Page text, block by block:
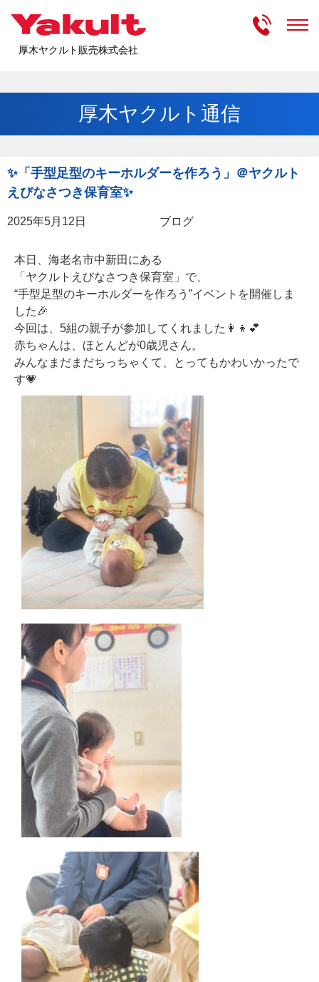
厚木ヤクルト販売株式会社
受付時
厚木ヤクルト通信
✨「手型足型のキーホルダーを作ろう」＠ヤクルト
えびなさつき保育室✨
2025年5月12日 ブログ
本日、海老名市中新田にある
「ヤクルトえびなさつき保育室」で、
“手型足型のキーホルダーを作ろう”イベントを開催しま
した🎉
今回は、 5組の親子が参加してくれました👩‍👦💕
赤ちゃんは、ほとんどが0歳児さん。
みんなまだまだちっちゃくて、とってもかわいかったで
す💗